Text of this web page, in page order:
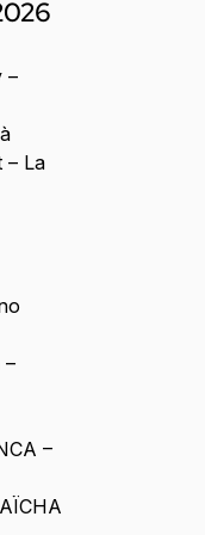
–
– La
–
–